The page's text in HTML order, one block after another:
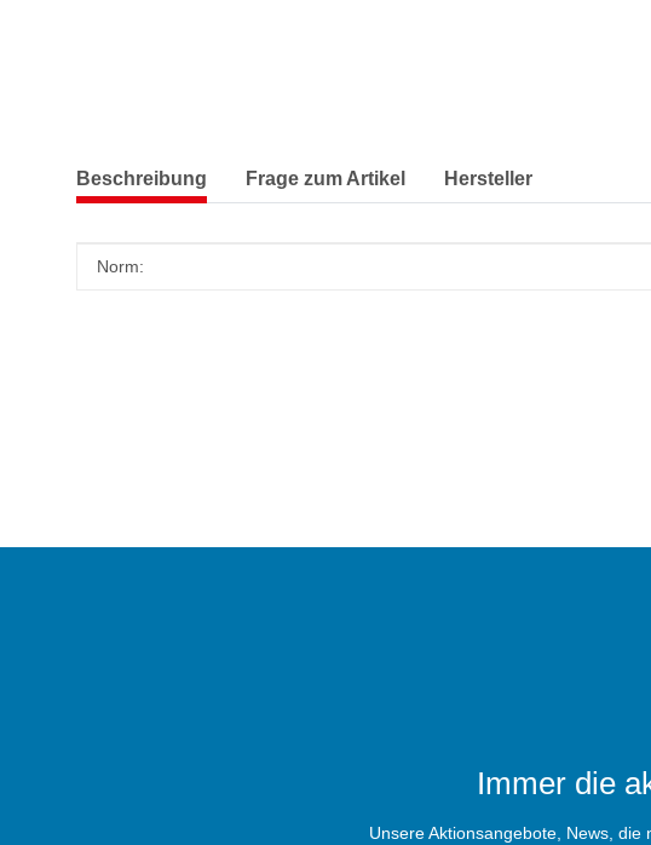
Beschreibung Frage zum Artikel Hersteller
Produkteigenschaft
Wert
Norm:
Immer die
Unsere Aktionsangebote, News,